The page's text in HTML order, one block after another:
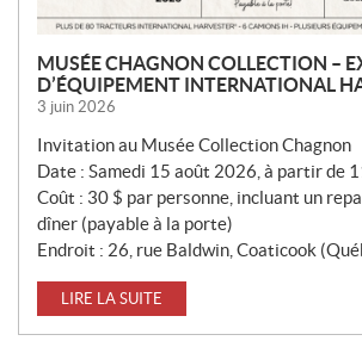
MUSÉE CHAGNON COLLECTION –
D’ÉQUIPEMENT INTERNATIONAL
3 juin 2026
Invitation au Musée Collection Chagnon
Date : Samedi 15 août 2026, à partir de
Coût : 30 $ par personne, incluant un
dîner (payable à la porte)
Endroit : 26, rue Baldwin, Coaticook
LIRE LA SUITE